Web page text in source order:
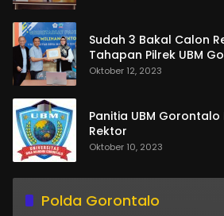
Sudah 3 Bakal Calon
Tahapan Pilrek UBM
Oktober 12, 2023
Panitia UBM
Rektor
Oktober 10, 2023
Polda Gorontalo